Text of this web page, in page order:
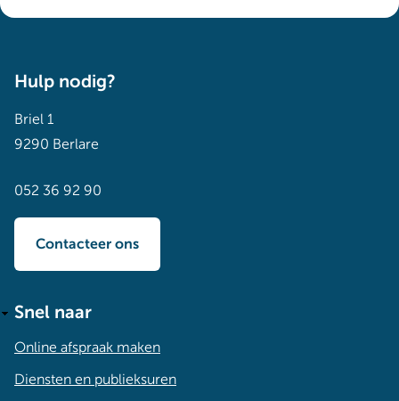
Hulp nodig?
Briel 1
9290 Berlare
052 36 92 90
Contacteer ons
Snel naar
Online afspraak maken
Diensten en publieksuren